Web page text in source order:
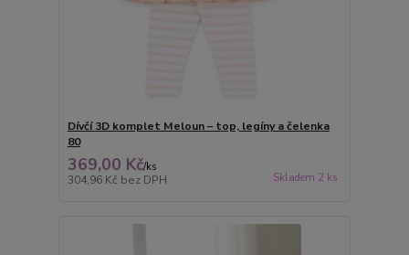
Dívčí 3D komplet Meloun – top, legíny a čelenka
80
369,00 Kč/ks
304,96 Kč bez DPH Skladem 2 ks